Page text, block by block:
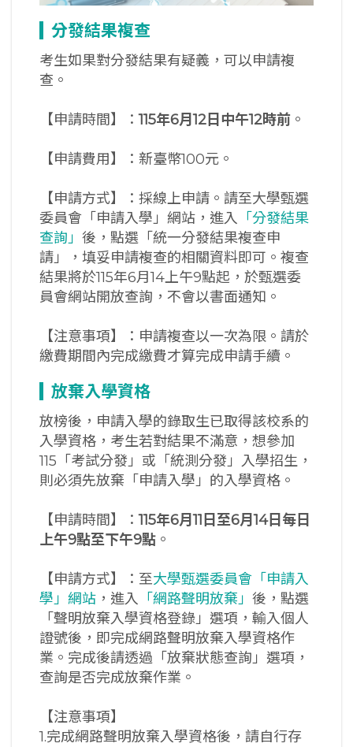
分發結果複查
考生如果對分發結果有疑義，可以申請複
查。
【申請時間】：115年6月12 日中午12時前 。
【申請費用】：新臺幣100元。
【申請方式】：採線上申請。請至大學甄選
委員會「申請入學」網站，進入 「分發結果
查詢」 後，點選「統一分發結果複查申
請」，填妥申請複查的相關資料即可。複查
結果將於115年6月14上午9點起，於甄選委
員會網站開放查詢，不會以書面通知。
【注意事項】：申請複查以一次為限。請於
繳費期間內完成繳費才算完成申請手續。
放棄入學資格
放榜後，申請入學的錄取生已取得該校系的
入學資格，考生若對結果不滿意，想參加
115「考試分發」或「統測分發」入學招生，
則必須先放棄「申請入學」的入學資格。
【申請時間】：115年6月11 日至6月14日每日
上午9點至下午9點 。
【申請方式】：至大學甄選委員會「申請入
學」網站 ，進入 「網路聲明放棄」 後，點選
「聲明放棄入學資格登錄」選項，輸入個人
證號後，即完成網路聲明放棄入學資格作
業。完成後請透過「放棄狀態查詢」選項，
查詢是否完成放棄作業。
【注意事項】
1.完成網路聲明放棄入學資格後，請自行存